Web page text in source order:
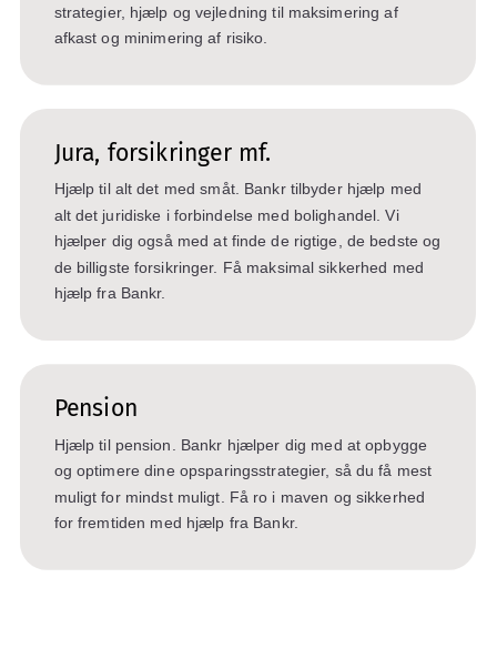
strategier, hjælp og vejledning til maksimering af
afkast og minimering af risiko.
Jura, forsikringer mf.
Hjælp til alt det med småt. Bankr tilbyder hjælp med
alt det juridiske i forbindelse med bolighandel. Vi
hjælper dig også med at finde de rigtige, de bedste og
de billigste forsikringer. Få maksimal sikkerhed med
hjælp fra Bankr.
Pension
Hjælp til pension. Bankr hjælper dig med at opbygge
og optimere dine opsparingsstrategier, så du få mest
muligt for mindst muligt. Få ro i maven og sikkerhed
for fremtiden med hjælp fra Bankr.